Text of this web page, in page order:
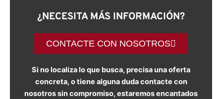
¿NECESITA MÁS INFORMACIÓN?
CONTACTE CON NOSOTROS
Si no localiza lo que busca, precisa una oferta
concreta, o tiene alguna duda contacte con
nosotros sin compromiso, estaremos encantados